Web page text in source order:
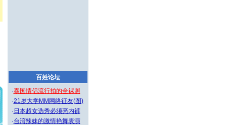
百姓论坛
·泰国情侣流行拍的全裸照
·21岁大学MM网络征友(图)
· 日本超女选秀必须亮内裤
·台湾辣妹的激情艳舞表演